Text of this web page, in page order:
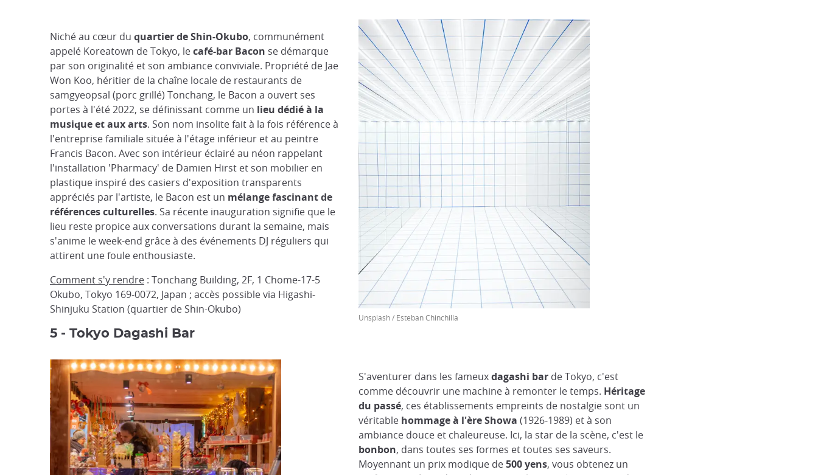
Niché au cœur du quartier de Shin-Okubo, communément
appelé Koreatown de Tokyo, lecafé-bar Bacon se démarque
par son originalité et son ambiance conviviale. Propriété de Jae
Won Koo, héritier de la chaîne locale de restaurants de
samgyeopsal (porc grillé) Tonchang, le Bacon a ouvert ses
portes à l'été 2022, se définissant comme un lieu dédié à la
musique et aux arts. Son nom insolite fait à la fois référence à
l'entreprise familiale située à l'étage inférieur et au peintre
Francis Bacon. Avec son intérieur éclairé au néon rappelant
l'installation 'Pharmacy' de Damien Hirst et son mobilier en
plastique inspiré des casiers d'exposition transparents
appréciés par l'artiste, le Bacon est un mélange fascinant de
références culturelles. Sa récente inauguration signifie que le
lieu reste propice aux conversations durant la semaine, mais
s'anime le week-end grâce à des événements DJ réguliers qui
attirent une foule enthousiaste.
Comment s'y rendre : Tonchang Building, 2F, 1 Chome-17-5
Okubo, Tokyo 169-0072, Japan ; accès possible via Higashi-
Shinjuku Station (quartier de Shin-Okubo)
Unsplash / Esteban Chinchilla
5 - Tokyo Dagashi Bar
S'aventurer dans les fameuxdagashi barde Tokyo, c'est
comme découvrir une machine à remonter le temps. Héritage
du passé, ces établissements empreints de nostalgie sont un
véritable hommage à l'ère Showa (1926-1989) et à son
ambiance douce et chaleureuse. Ici, la star de la scène, c'est le
bonbon, dans toutes ses formes et toutes ses saveurs.
Moyennant un prix modique de500 yens, vous obtenez un